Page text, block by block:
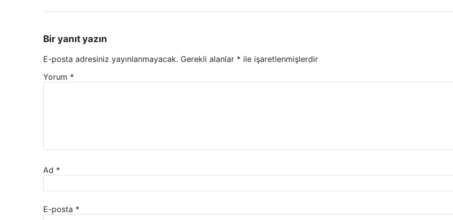
Bir yanıt yazın
E-posta adresiniz yayınlanmayacak. Gerekli alanlar * ile işaretlenmişlerdir
Yorum *
Ad *
E-posta *